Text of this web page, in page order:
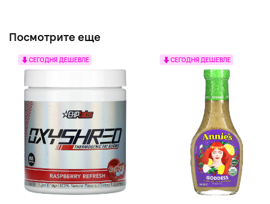
Посмотрите еще
СЕГОДНЯ ДЕШЕВЛЕ СЕГОДНЯ ДЕШЕВЛЕ